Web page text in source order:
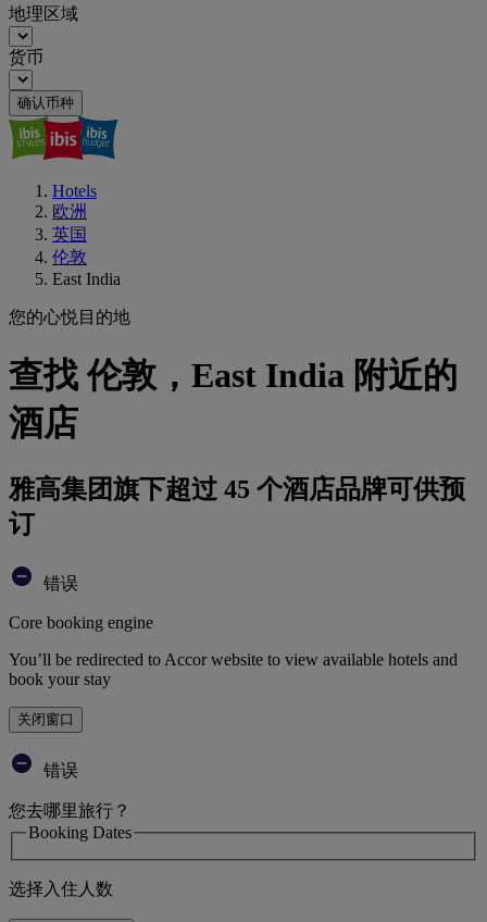
地理区域
货币
确认币种
Hotels
欧洲
英国
伦敦
East India
您的心悦目的地
查找 伦敦，East India 附近的
酒店
雅高集团旗下超过 45 个酒店品牌可供预
订
错误
Core booking engine
You’ll be redirected to Accor website to view available hotels and
book your stay
关闭窗口
错误
您去哪里旅行？
Booking Dates
选择入住人数